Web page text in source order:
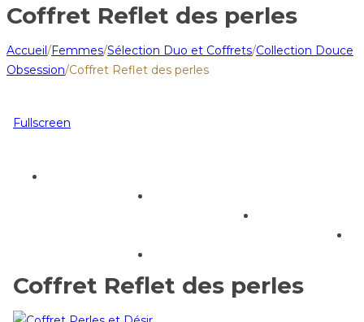
Coffret Reflet des perles
Accueil/Femmes/Sélection Duo et Coffrets/Collection Douce
Obsession/Coffret Reflet des perles
Fullscreen
Coffret Reflet des perles